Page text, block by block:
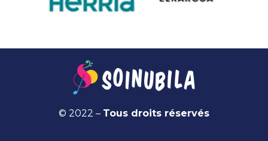
© 2022 – Tous droits réservés